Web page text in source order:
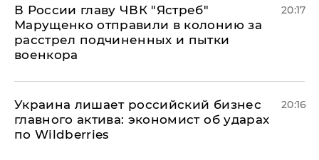
В России главу ЧВК "Ястреб"
Марущенко отправили в колонию за
расстрел подчиненных и пытки
военкора
20:17
​Украина лишает российский бизнес
главного актива: экономист об ударах
по Wildberries
20:16